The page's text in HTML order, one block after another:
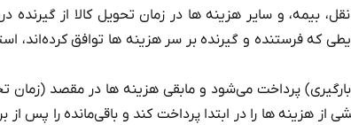
بیمه، و سایر هزینه‌ ها در زمان تحویل کالا از گیرنده
که فرستنده و گیرنده بر سر هزینه‌ ها توافق کرده‌اند،
پرداخت می‌شود و مابقی هزینه‌ ها در مقصد (زمان
هزینه‌ ها را در ابتدا پرداخت کند و باقی‌مانده را پس از